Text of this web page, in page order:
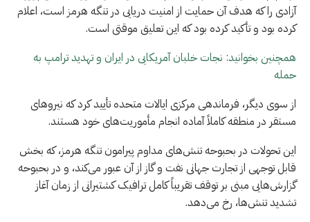
آزادی را که هدف آن حمایت از امنیت دریایی در تنگه هرمز است، اعلام
کرده بود و تأکید کرده بود که این تعلیق موقتی است.
همچنین بخوانید: نجات خلبان آمریکایی در ایران و تهدید ترامپ به
حمله
از سوی دیگر، فرماندهی مرکزی ایالات متحده تأیید کرد که نیروهای
مستقر در منطقه کاملاً آماده انجام مأموریت‌های خود هستند.
این تحولات در بحبوحه تنش‌های مداوم پیرامون تنگه هرمز، که بخش
قابل توجهی از تجارت جهانی نفت و گاز از آن عبور می‌کند، و در بحبوحه
گزارش‌هایی مبنی بر توقف تقریباً کامل ترافیک کشتیرانی از زمان آغاز
تشدید تنش‌ها، رخ می‌دهد.